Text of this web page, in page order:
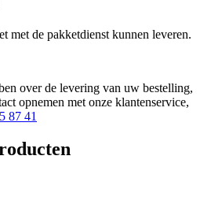
met de pakketdienst kunnen leveren.
over de levering van uw bestelling,
opnemen met onze klantenservice,
87 41